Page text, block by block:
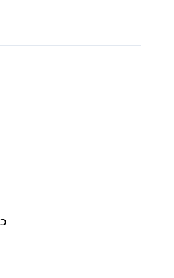
างบัวทอง นนทบุรี ติดถนน